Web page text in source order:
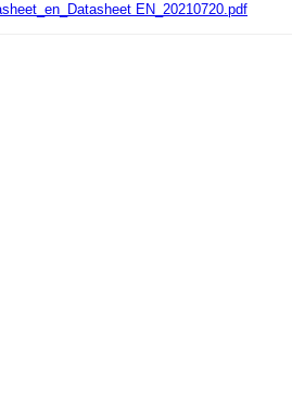
EN_20210720.pdf